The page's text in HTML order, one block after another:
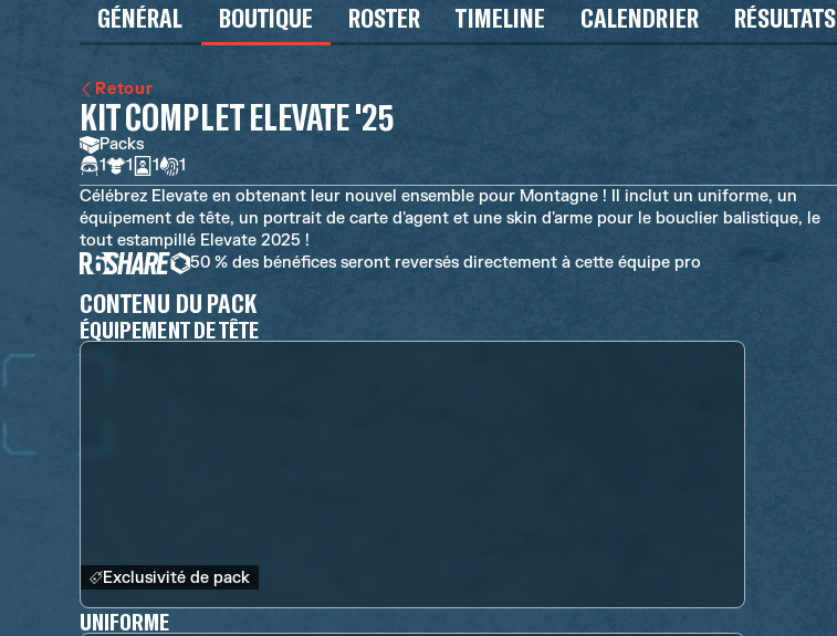
GÉNÉRAL BOUTIQUE ROSTER TIMELINE CALENDRIER RÉSULTATS
Retour
KIT COMPLET ELEVATE '25
Packs
1
1 1
1
Célébrez Elevate en obtenant leur nouvel ensemble pour Montagne ! Il inclut un uniforme, un
équipement de tête, un portrait de carte d'agent et une skin d'arme pour le bouclier balistique, le
tout estampillé Elevate 2025 !
50 % des bénéfices seront reversés directement à cette équipe pro
CONTENU DU PACK
ÉQUIPEMENT DE TÊTE
Exclusivité de pack
UNIFORME